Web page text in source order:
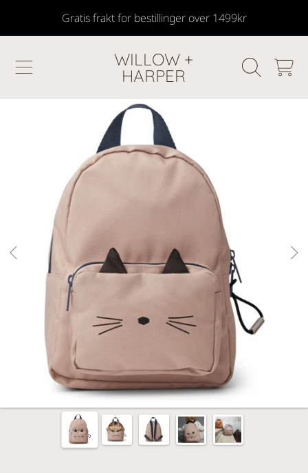
SKIP TO CONTENT
Gratis frakt for bestillinger over 1499kr
WILLOW +
HARPER
GÅ TIL PRODUKTINFORMASJON